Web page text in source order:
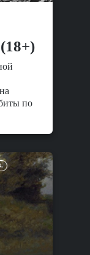
по